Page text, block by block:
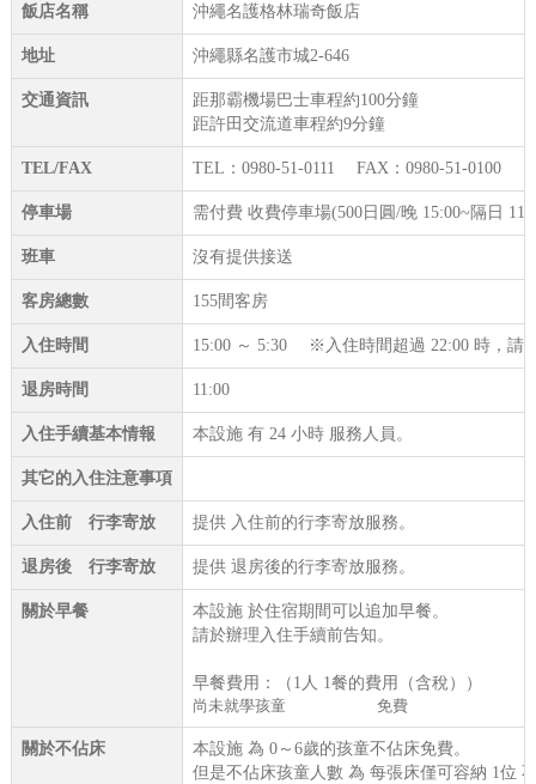
飯店名稱 沖繩名護格林瑞奇飯店
地址 沖繩縣名護市城2-646
交通資訊
距那霸機場巴士車程約100分鐘
距許田交流道車程約9分鐘
TEL/FAX TEL：0980-51-0111 FAX：0980-51-0100
停車場 需付費 收費停車場(500日圓/晚 15:00~隔日
班車 沒有提供接送
客房總數 155間客房
入住時間 15:00 ～ 5:30 ※入住時間超過 22:00 時，請
退房時間 11:00
入住手續基本情報 本設施 有 24 小時 服務人員。
其它的入住注意事項
入住前 行李寄放 提供 入住前的行李寄放服務。
退房後 行李寄放 提供 退房後的行李寄放服務。
關於早餐
本設施 於住宿期間可以追加早餐。
請於辦理入住手續前告知。
早餐費用：（1人 1餐的費用（含稅））
尚未就學孩童
免費
關於不佔床
本設施 為 0～6歲的孩童不佔床免費。
但是不佔床孩童人數 為 每張床僅可容納 1位